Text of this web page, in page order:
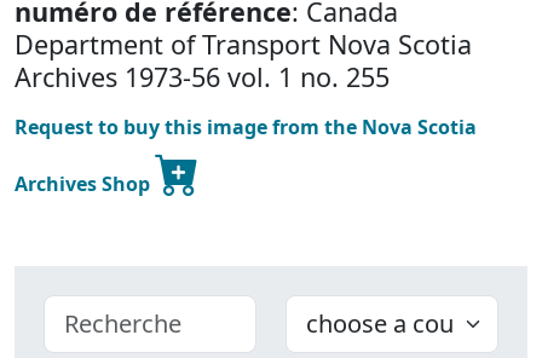
numéro de référence: Canada
Department of Transport Nova Scotia
Archives 1973-56 vol. 1 no. 255
Request to buy this image from the Nova Scotia
Archives Shop